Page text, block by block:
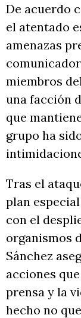
De acuerdo
el atentado
amenazas
miembros
una facción
que
grupo ha
Tras el
plan
con el
organismos
Sánchez
acciones
prensa y la
hecho no